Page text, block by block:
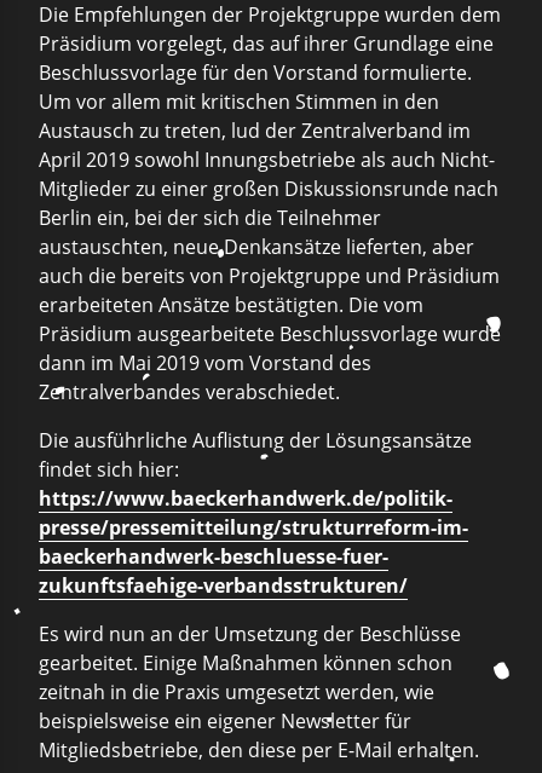
Die Empfehlungen der Projektgruppe wurden dem
Präsidium vorgelegt, das auf ihrer Grundlage eine
Beschlussvorlage für den Vorstand formulierte.
Um vor allem mit kritischen Stimmen in den
Austausch zu treten, lud der Zentralverband im
April 2019 sowohl Innungsbetriebe als auch Nicht-
Mitglieder zu einer großen Diskussionsrunde nach
Berlin ein, bei der sich die Teilnehmer
austauschten, neue Denkansätze lieferten, aber
auch die bereits von Projektgruppe und Präsidium
erarbeiteten Ansätze bestätigten. Die vom
Präsidium ausgearbeitete Beschlussvorlage wurde
dann im Mai 2019 vom Vorstand des
Zentralverbandes verabschiedet.
Die ausführliche Auflistung der Lösungsansätze
findet sich hier:
https://www.baeckerhandwerk.de/politik-
presse/pressemitteilung/strukturreform-im-
baeckerhandwerk-beschluesse-fuer-
zukunftsfaehige-verbandsstrukturen/
Es wird nun an der Umsetzung der Beschlüsse
gearbeitet. Einige Maßnahmen können schon
zeitnah in die Praxis umgesetzt werden, wie
beispielsweise ein eigener Newsletter für
Mitgliedsbetriebe, den diese per E-Mail erhalten.